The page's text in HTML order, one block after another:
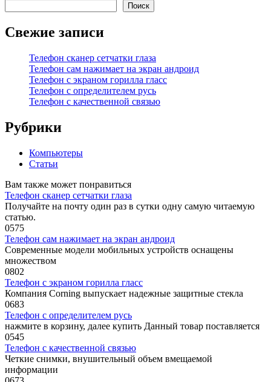
Поиск
Свежие записи
Телефон сканер сетчатки глаза
Телефон сам нажимает на экран андроид
Телефон с экраном горилла гласс
Телефон с определителем русь
Телефон с качественной связью
Рубрики
Компьютеры
Статьи
Вам также может понравиться
Телефон сканер сетчатки глаза
Получайте на почту один раз в сутки одну самую читаемую
статью.
0575
Телефон сам нажимает на экран андроид
Современные модели мобильных устройств оснащены
множеством
0802
Телефон с экраном горилла гласс
Компания Corning выпускает надежные защитные стекла
0683
Телефон с определителем русь
нажмите в корзину, далее купить Данный товар поставляется
0545
Телефон с качественной связью
Четкие снимки, внушительный объем вмещаемой
информации